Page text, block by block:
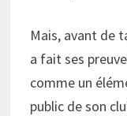
Mais, avant de
a fait ses
comme un
public de son